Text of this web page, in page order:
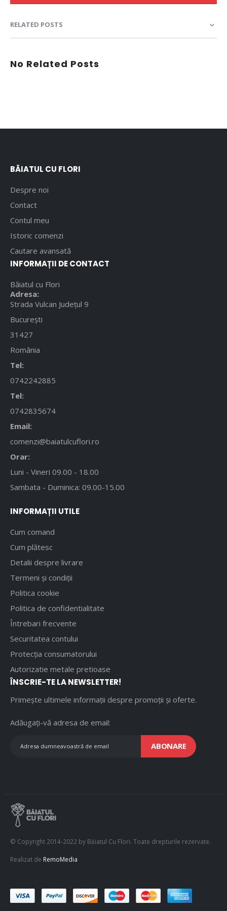
RELATED POSTS
No Related Posts
BĂIATUL CU FLORI
Despre noi
Contact
Contul meu
Istoric comenzi
Cautare avansată
INFORMAȚII DE CONTACT
Băiatul cu Flori
Adresa:
Strada Vulcan Județul 9
București
31427
România
Tel:
0742242885
Tel:
0742835674
Email:
comenzi@baiatulcuflori.ro
Orar:
Luni - Vineri 09.00 - 18.00
Sambata - Duminica: 09.00-15.00
INFORMAȚII UTILE
Cum comand
Cum plătesc
Detalii despre livrare
Termeni și condiții
Politica cookie
Politica de confidentialitate
Întrebari frecvente
Securitatea contului
Protecția consumatorului
Autorizatie metale pretioase
ÎNSCRIE-TE LA NEWSLETTER!
Primește ultimele informații despre promoții și oferte.
Adăugați-vă adresa de email:
ABONARE
© Copyright 2014-2022 by Băiatul Cu Flori. Toate drepturile rezervate.
Realizat de RemoMedia